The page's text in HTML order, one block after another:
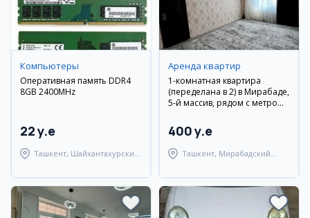
Компьютеры
Оперативная память DDR4
8GB 2400MHz
22 y.e
Ташкент, Шайхантахурский
Аренда квартир
1-комнатная квартира
(переделана в 2) в Мирабаде,
5-й массив, рядом с метро
400 y.e
Ташкент, Мирабадский